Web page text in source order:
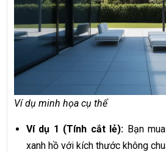
Ví dụ minh họa cụ thể
Ví dụ 1 (Tính cắt lẻ): Bạn
xanh hồ với kích thước không